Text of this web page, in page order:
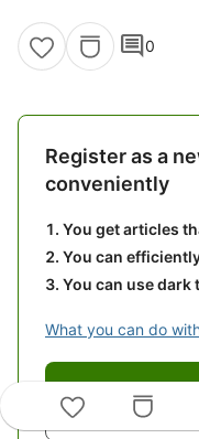
comment0
Register as a
conveniently
You get articles
You can
You can use dark
What you can do